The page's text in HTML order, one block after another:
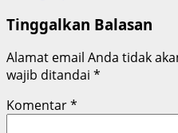
Tinggalkan Balasan
Alamat email Anda tidak
wajib ditandai *
Komentar*